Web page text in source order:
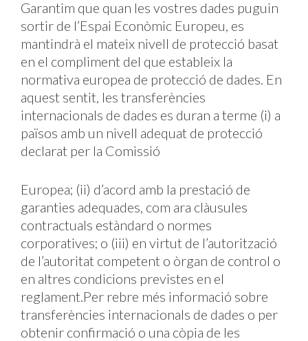
Garantim que quan les vostres dades puguin
sortir de l’Espai Econòmic Europeu, es
mantindrà el mateix nivell de protecció basat
en el compliment del que estableix la
normativa europea de protecció de dades. En
aquest sentit, les transferències
internacionals de dades es duran a terme (i) a
països amb un nivell adequat de protecció
declarat per la Comissió
Europea; (ii) d’acord amb la prestació de
garanties adequades, com ara clàusules
contractuals estàndard o normes
corporatives; o (iii) en virtut de l’autorització
de l’autoritat competent o òrgan de control o
en altres condicions previstes en el
reglament.Per rebre més informació sobre
transferències internacionals de dades o per
obtenir confirmació o una còpia de les